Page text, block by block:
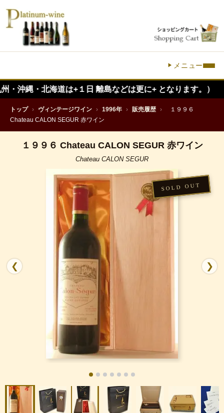
メニュー
道は+１日 離島などは更に+ となります。）
トップ › ヴィンテージワイン › 1996年 › 販売履歴 ›
１９９６
Chateau CALON SEGUR 赤ワイン
１９９６ Chateau CALON SEGUR 赤ワイン
Chateau CALON SEGUR
❮ ❯